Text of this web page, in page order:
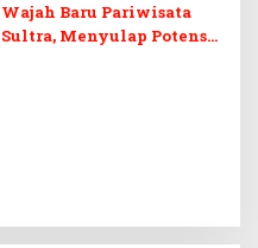
Wajah Baru Pariwisata
Sultra, Menyulap Potensi